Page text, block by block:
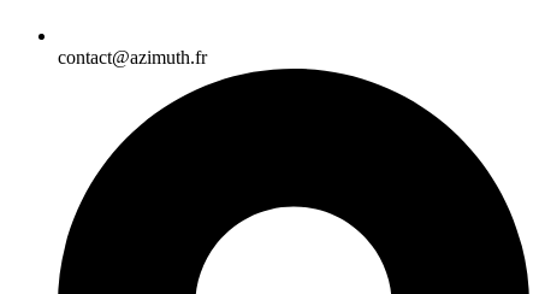
contact@azimuth.fr